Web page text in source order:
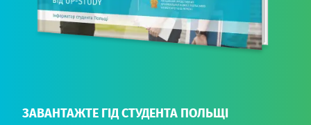
ЗАВАНТАЖТЕ ГІД СТУДЕНТА ПОЛЬЩІ